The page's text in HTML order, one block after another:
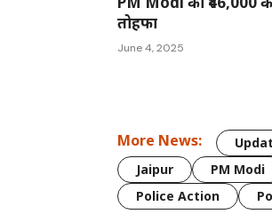
तोहफा
June 4, 2025
More News:
Jaipur
PM Modi
Police Action